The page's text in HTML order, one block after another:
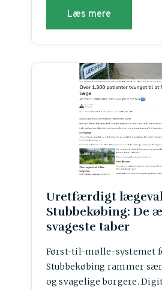
Læs mere
Uretfærdigt
Stubbekøbing: De
svageste taber
Først-til-mølle-systemet
Stubbekøbing rammer
og svagelige borgere.